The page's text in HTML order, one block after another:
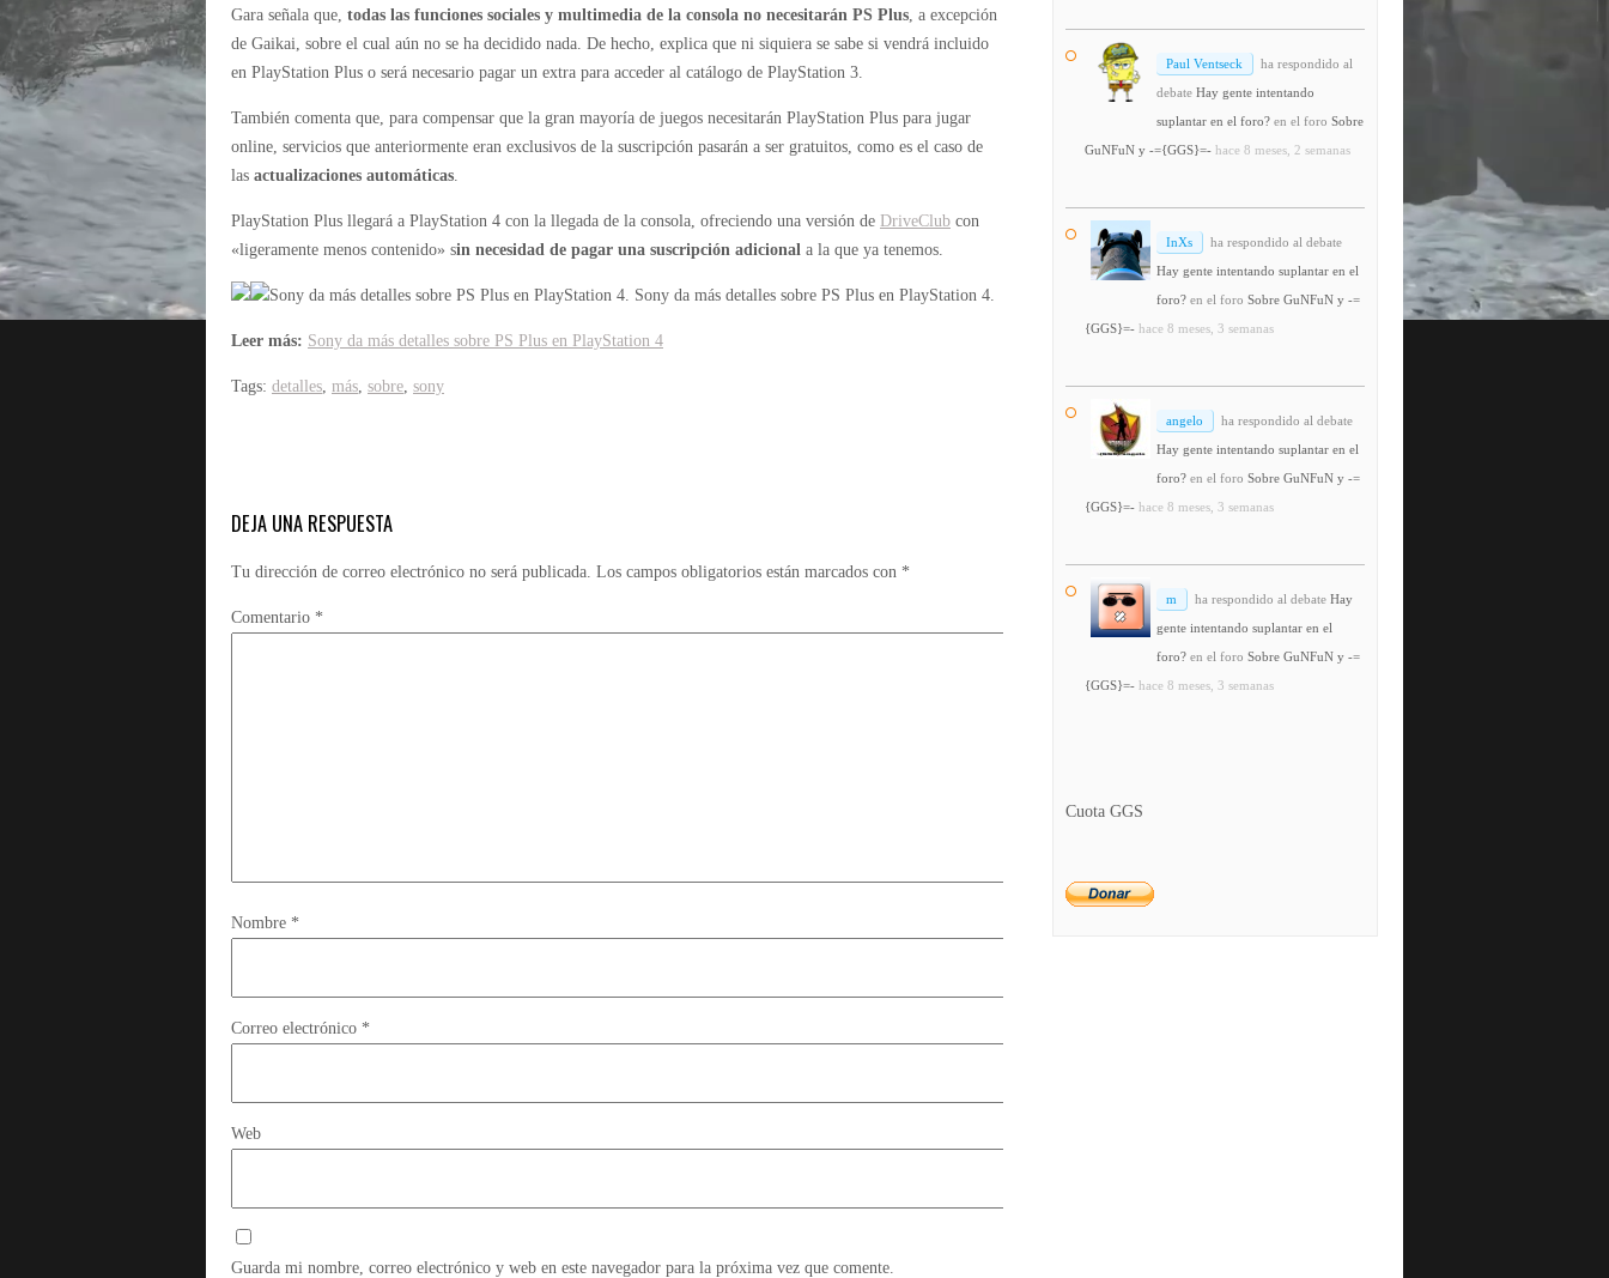
Plus
en
PlayStation
Gara señala que, todas las funciones sociales y multimedia de la consola no necesitarán PS Plus, a excepción
de Gaikai, sobre el cual aún no se ha decidido nada. De hecho, explica que ni siquiera se sabe si vendrá incluido
en PlayStation Plus o será necesario pagar un extra para acceder al catálogo de PlayStation 3.
También comenta que, para compensar que la gran mayoría de juegos necesitarán PlayStation Plus para jugar
online, servicios que anteriormente eran exclusivos de la suscripción pasarán a ser gratuitos, como es el caso de
las actualizaciones automáticas.
PlayStation Plus llegará a PlayStation 4 con la llegada de la consola, ofreciendo una versión de DriveClub con
«ligeramente menos contenido» sin necesidad de pagar una suscripción adicional a la que ya tenemos.
Sony da más detalles sobre PS Plus en PlayStation 4. Sony da más detalles sobre PS Plus en PlayStation 4.
Leer más: Sony da más detalles sobre PS Plus en PlayStation 4
Tags: detalles, más, sobre, sony
DEJA UNA RESPUESTA
Tu dirección de correo electrónico no será publicada. Los campos obligatorios están marcados con *
Comentario *
Nombre *
Correo electrónico *
Web
Guarda mi nombre, correo electrónico y web en este navegador para la próxima vez que comente.
Paul Ventseck
ha respondido al
debate Hay gente intentando
suplantar en el foro? en el foro Sobre
GuNFuN y -={GGS}=- hace 8 meses, 2 semanas
InXs
ha respondido al debate
Hay gente intentando suplantar en el
foro? en el foro Sobre GuNFuN y -=
{GGS}=- hace 8 meses, 3 semanas
angelo
ha respondido al debate
Hay gente intentando suplantar en el
foro? en el foro Sobre GuNFuN y -=
{GGS}=- hace 8 meses, 3 semanas
m ha respondido al debate Hay
gente intentando suplantar en el
foro? en el foro Sobre GuNFuN y -=
{GGS}=- hace 8 meses, 3 semanas
Cuota GGS